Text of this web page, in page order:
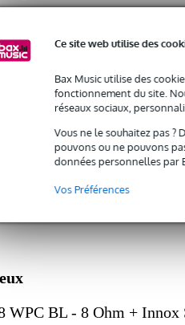
Ce site web utilise des
Bax Music utilise des
fonctionnement du site.
réseaux sociaux,
Vous ne le souhaitez pas ?
pouvons ou ne pouvons
données personnelles par
Vos Préférences
produit
du produit
non spécifié
1
250 - 400 Hz
watts
0 - 49 watts
79 dB
8 ohms
< 1 kg
WPC BL - 8 Ohm + Innox